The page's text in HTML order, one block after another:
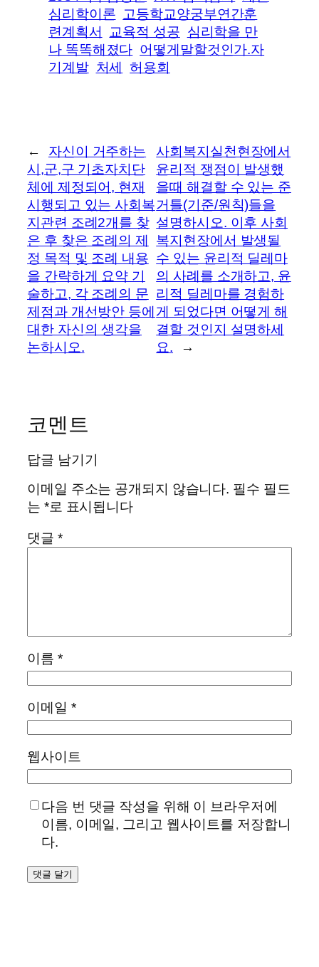
심리학이론 고등학교양궁부연간훈
련계획서
교육적 성공 심리학을 만
나 똑똑해졌다 어떻게말할것인가.자
기계발 처세 허용회
←
자신이 거주하는
시,군,구 기초자치단
체에 제정되어, 현재
시행되고 있는 사회복
지관련 조례2개를 찾
은 후 찾은 조례의 제
정 목적 및 조례 내용
을 간략하게 요약 기
술하고, 각 조례의 문
제점과 개선방안 등에
대한 자신의 생각을
논하시오.
사회복지실천현장에서
윤리적 쟁점이 발생했
을때 해결할 수 있는 준
거틀(기준/원칙)들을
설명하시오. 이후 사회
복지현장에서 발생될
수 있는 윤리적 딜레마
의 사례를 소개하고, 윤
리적 딜레마를 경험하
게 되었다면 어떻게 해
결할 것인지 설명하세
요.
→
코멘트
답글 남기기
이메일 주소는 공개되지 않습니다. 필수 필드
는 *로 표시됩니다
댓글 *
이름 *
이메일 *
웹사이트
다음 번 댓글 작성을 위해 이 브라우저에
이름, 이메일, 그리고 웹사이트를 저장합니
다.